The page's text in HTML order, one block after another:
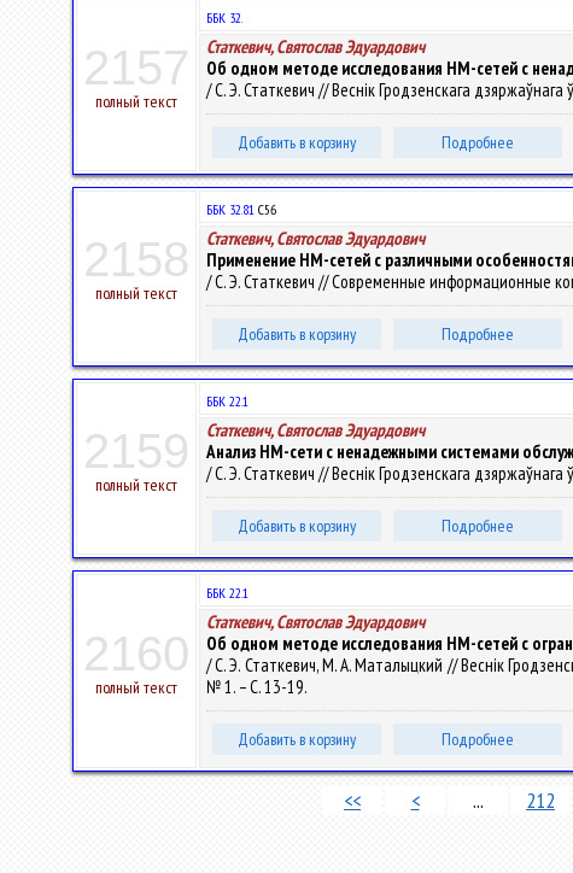
2157
полный текст
ББК 32.
Статкевич, Святослав Эдуардович
Об одном методе исследования НМ-сетей с
/ С. Э. Статкевич // Веснік Гродзенскага дзяржаўнага
Добавить в корзину Подробнее
2158
полный текст
ББК 32.81 С56
Статкевич, Святослав Эдуардович
Применение НМ-сетей с различными
/ С. Э. Статкевич // Современные информационные
Добавить в корзину Подробнее
2159
полный текст
ББК 22.1
Статкевич, Святослав Эдуардович
Анализ НМ-сети с ненадежными системами
/ С. Э. Статкевич // Веснік Гродзенскага дзяржаўнага
Добавить в корзину Подробнее
2160
полный текст
ББК 22.1
Статкевич, Святослав Эдуардович
Об одном методе исследования НМ-сетей с
/ С. Э. Статкевич, М. А. Маталыцкий // Веснік
№ 1. – С. 13-19.
Добавить в корзину Подробнее
<< < ... 212